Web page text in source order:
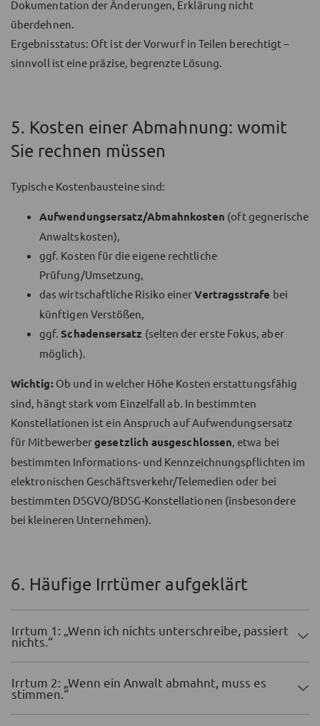
Dokumentation der Änderungen, Erklärung nicht
überdehnen.
Ergebnisstatus: Oft ist der Vorwurf in Teilen berechtigt –
sinnvoll ist eine präzise, begrenzte Lösung.
5. Kosten einer Abmahnung: womit
Sie rechnen müssen
Typische Kostenbausteine sind:
Aufwendungsersatz/Abmahnkosten (oft gegnerische
Anwaltskosten),
ggf. Kosten für die eigene rechtliche
Prüfung/Umsetzung,
das wirtschaftliche Risiko einerVertragsstrafe bei
künftigen Verstößen,
ggf.Schadensersatz (selten der erste Fokus, aber
möglich).
Wichtig: Ob und in welcher Höhe Kosten erstattungsfähig
sind, hängt stark vom Einzelfall ab. In bestimmten
Konstellationen ist ein Anspruch auf Aufwendungsersatz
für Mitbewerbergesetzlich ausgeschlossen, etwa bei
bestimmten Informations- und Kennzeichnungspflichten im
elektronischen Geschäftsverkehr/Telemedien oder bei
bestimmten DSGVO/BDSG-Konstellationen (insbesondere
bei kleineren Unternehmen).
6. Häufige Irrtümer aufgeklärt
Irrtum 1: „Wenn ich nichts unterschreibe, passiert
nichts.“
Irrtum 2: „Wenn ein Anwalt abmahnt, muss es
stimmen.“